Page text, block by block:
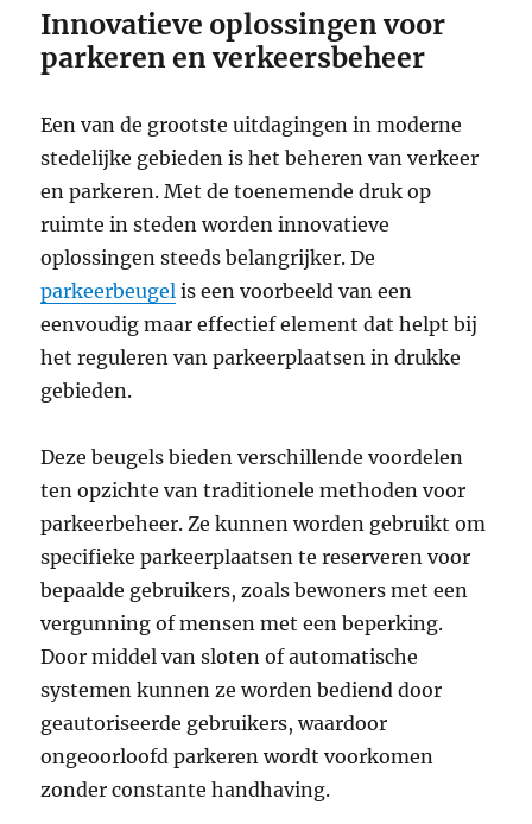
Innovatieve oplossingen voor
parkeren en verkeersbeheer
Een van de grootste uitdagingen in moderne
stedelijke gebieden is het beheren van verkeer
en parkeren. Met de toenemende druk op
ruimte in steden worden innovatieve
oplossingen steeds belangrijker. De
parkeerbeugel is een voorbeeld van een
eenvoudig maar effectief element dat helpt bij
het reguleren van parkeerplaatsen in drukke
gebieden.
Deze beugels bieden verschillende voordelen
ten opzichte van traditionele methoden voor
parkeerbeheer. Ze kunnen worden gebruikt om
specifieke parkeerplaatsen te reserveren voor
bepaalde gebruikers, zoals bewoners met een
vergunning of mensen met een beperking.
Door middel van sloten of automatische
systemen kunnen ze worden bediend door
geautoriseerde gebruikers, waardoor
ongeoorloofd parkeren wordt voorkomen
zonder constante handhaving.